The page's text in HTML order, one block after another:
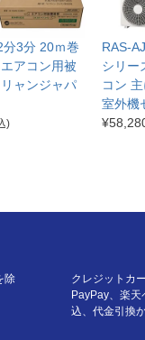
3分 20ｍ巻
アコン用被
ャンジャパ
)
RAS-
シリー
コン
室外機
¥
除
クレジットカ
PayPay、楽天
込、代金引換